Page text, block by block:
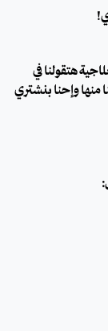
هتقولنا في
منها وإحنا بنشتري